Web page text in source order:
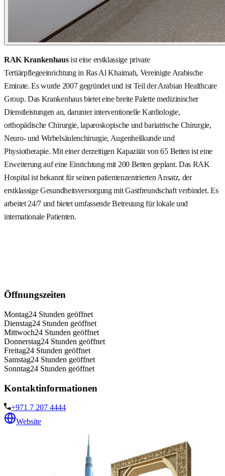
RAK Krankenhausist eine erstklassige private
Tertiärpflegeeinrichtung in Ras Al Khaimah, Vereinigte Arabische
Emirate. Es wurde 2007 gegründet und ist Teil der Arabian Healthcare
Group. Das Krankenhaus bietet eine breite Palette medizinischer
Dienstleistungen an, darunter interventionelle Kardiologie,
orthopädische Chirurgie, laparoskopische und bariatrische Chirurgie,
Neuro- und Wirbelsäulenchirurgie, Augenheilkunde und
Physiotherapie. Mit einer derzeitigen Kapazität von 65 Betten ist eine
Erweiterung auf eine Einrichtung mit 200 Betten geplant. Das RAK
Hospital ist bekannt für seinen patientenzentrierten Ansatz, der
erstklassige Gesundheitsversorgung mit Gastfreundschaft verbindet. Es
arbeitet 24/7 und bietet umfassende Betreuung für lokale und
internationale Patienten.
Öffnungszeiten
Montag24 Stunden geöffnet
Dienstag24 Stunden geöffnet
Mittwoch24 Stunden geöffnet
Donnerstag24 Stunden geöffnet
Freitag24 Stunden geöffnet
Samstag24 Stunden geöffnet
Sonntag24 Stunden geöffnet
Kontaktinformationen
+971 7 207 4444
Website